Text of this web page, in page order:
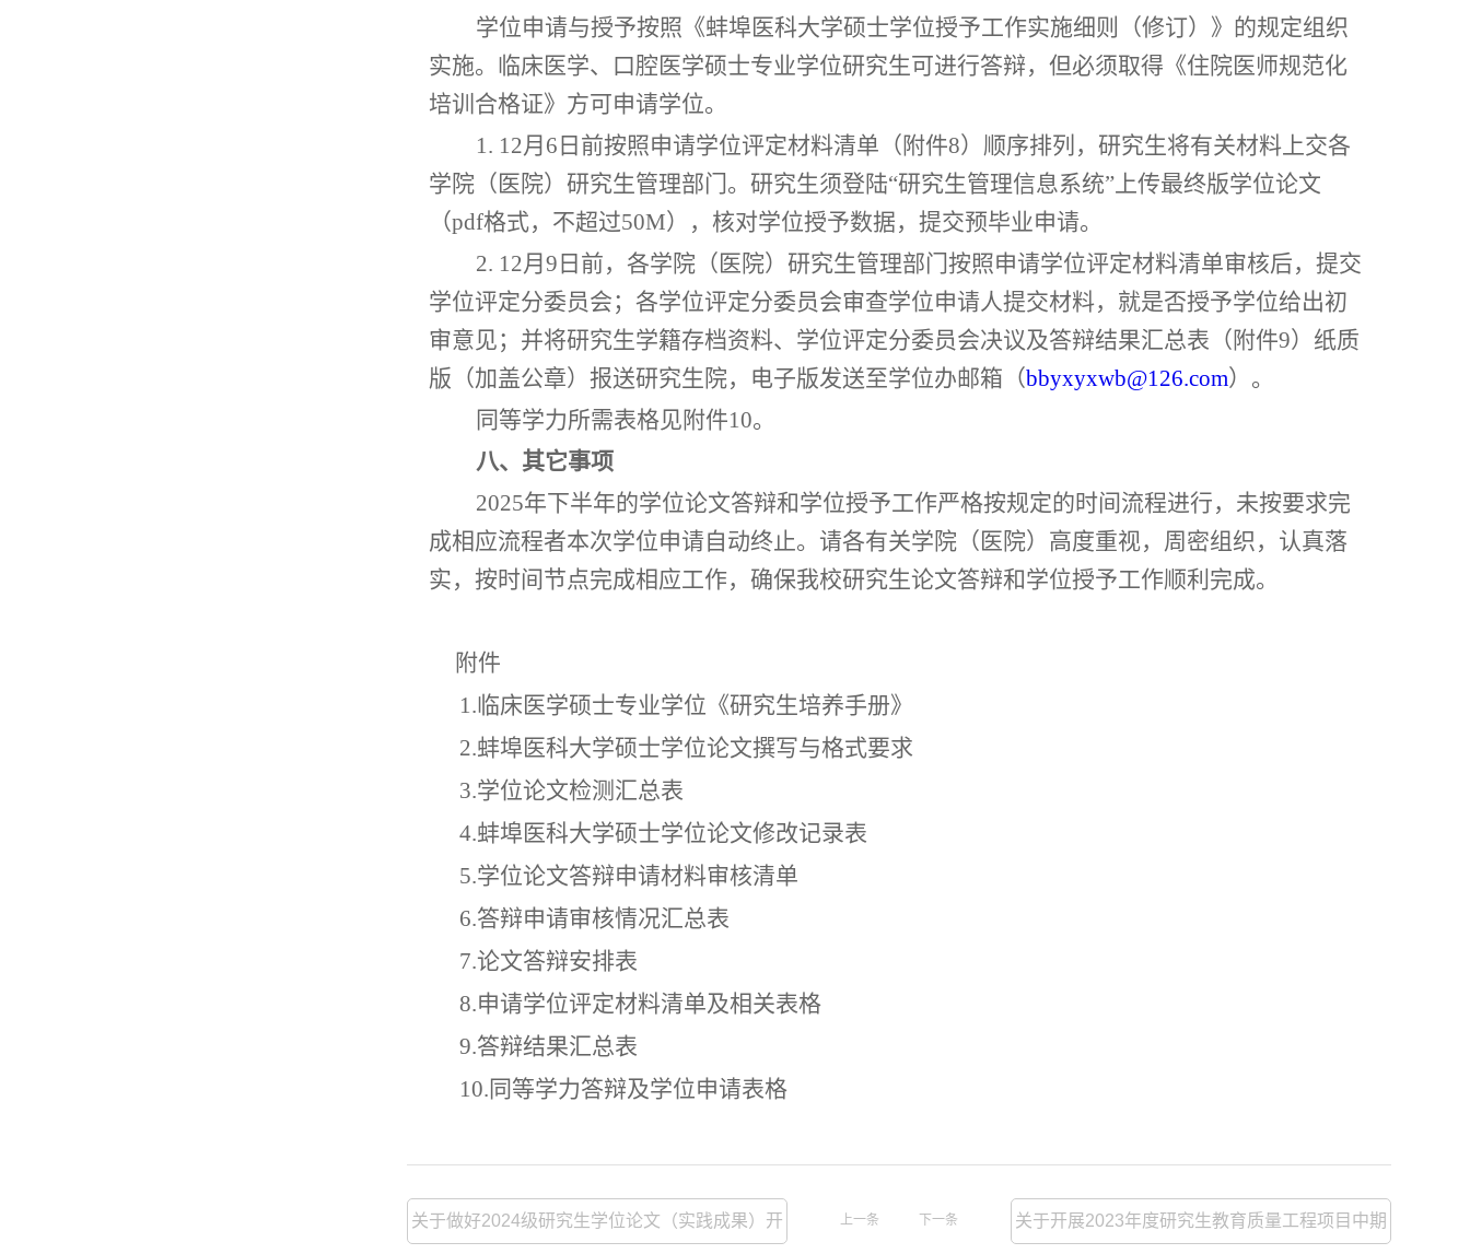
学位申请与授予按照《蚌埠医科大学硕士学位授予工作实施细则（修订）》的规定组织
实施。临床医学、口腔医学硕士专业学位研究生可进行答辩，但必须取得《住院医师规范化
培训合格证》方可申请学位。
1. 12月6日前按照申请学位评定材料清单（附件8）顺序排列，研究生将有关材料上交各
学院（医院）研究生管理部门。研究生须登陆“研究生管理信息系统”上传最终版学位论文
（pdf格式，不超过50M），核对学位授予数据，提交预毕业申请。
2. 12月9日前，各学院（医院）研究生管理部门按照申请学位评定材料清单审核后， 提交
学位评定分委员会； 各学位评定分委员会审查学位申请人提交材料，就是否授予学位给出初
审意见；并将研究生学籍存档资料、学位评定分委员会决议及答辩结果汇总表（附件9）纸质
版（加盖公章）报送研究生院，电子版发送至学位办邮箱（bbyxyxwb@126.com）。
同等学力所需表格见附件10。
八、其它事项
2025年下半年的学位论文答辩和学位授予工作严格按规定的时间流程进行，未按要求完
成相应流程者本次学位申请自动终止。请各有关学院（医院）高度重视，周密组织，认真落
实，按时间节点完成相应工作，确保我校研究生论文答辩和学位授予工作顺利完成。
附件
1.临床医学硕士专业学位 《研究生培养手册》
2.蚌埠医科大学硕士学位论文撰写与格式要求
3.学位论文检测汇总表
4.蚌埠医科大学硕士学位论文修改记录表
5.学位论文答辩申请材料审核清单
6.答辩申请审核情况汇总表
7.论文答辩安排表
8.申请学位评定材料清单及相关表格
9.答辩结果汇总表
10.同等学力答辩及学位申请表格
上一条
关于做好2024级研究生学位论文（实践成果）开 下一条 关于开展2023年度研究生教育质量工程项目中期